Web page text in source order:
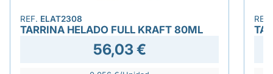
REF. ELAT2308
TARRINA HELADO FULL KRAFT 80ML
56,03 €